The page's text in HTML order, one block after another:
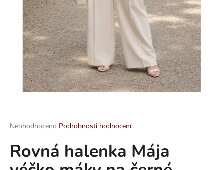
Průměrné
produktu
je
Neohodnoceno Podrobnosti hodnocení
Rovná halenka Mája
D